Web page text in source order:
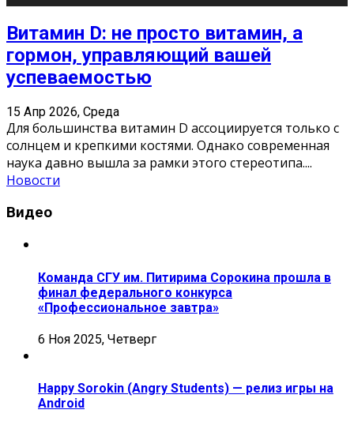
Витамин D: не просто витамин, а
гормон, управляющий вашей
успеваемостью
15 Апр 2026, Среда
Для большинства витамин D ассоциируется только с
солнцем и крепкими костями. Однако современная
наука давно вышла за рамки этого стереотипа....
Новости
Видео
Команда СГУ им. Питирима Сорокина прошла в
финал федерального конкурса
«Профессиональное завтра»
6 Ноя 2025, Четверг
Happy Sorokin (Angry Students) — релиз игры на
Android